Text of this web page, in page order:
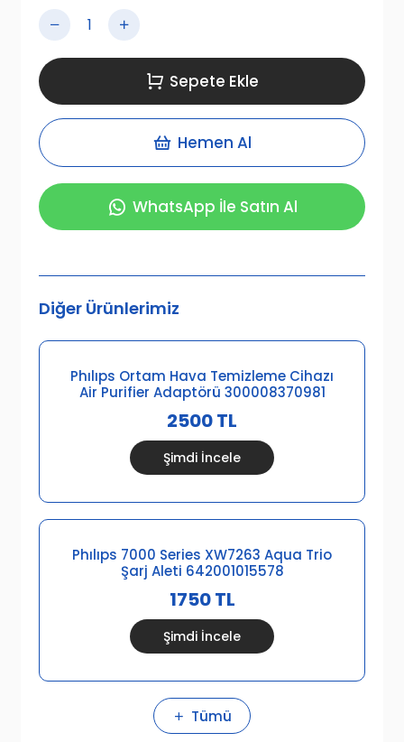
Sepete Ekle
Hemen Al
WhatsApp İle Satın Al
Diğer Ürünlerimiz
Phılıps Ortam Hava Temizleme Cihazı
Air Purifier Adaptörü 300008370981
2500 TL
Şimdi İncele
Phılıps 7000 Series XW7263 Aqua Trio
Şarj Aleti 642001015578
1750 TL
Şimdi İncele
Tümü